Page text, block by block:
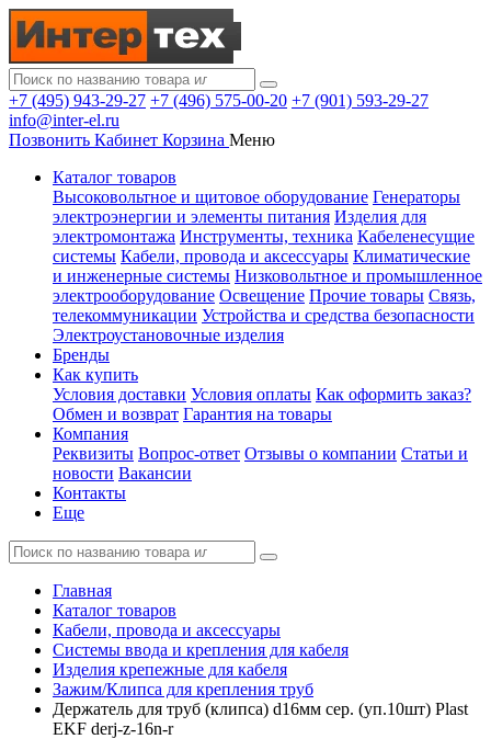
+7 (495) 943-29-27 +7 (496) 575-00-20 +7 (901) 593-29-27
info@inter-el.ru
Позвонить Кабинет Корзина Меню
Каталог товаров
Высоковольтное и щитовое оборудование Генераторы
электроэнергии и элементы питания Изделия для
электромонтажа Инструменты, техника Кабеленесущие
системы Кабели, провода и аксессуары Климатические
и инженерные системы Низковольтное и промышленное
электрооборудование Освещение Прочие товары Связь,
телекоммуникации Устройства и средства безопасности
Электроустановочные изделия
Бренды
Как купить
Условия доставки Условия оплаты Как оформить заказ?
Обмен и возврат Гарантия на товары
Компания
Реквизиты Вопрос-ответ Отзывы о компании Статьи и
новости Вакансии
Контакты
Еще
Главная
Каталог товаров
Кабели, провода и аксессуары
Системы ввода и крепления для кабеля
Изделия крепежные для кабеля
Зажим/Клипса для крепления труб
Держатель для труб (клипса) d16мм сер. (уп.10шт) Plast
EKF derj-z-16n-r